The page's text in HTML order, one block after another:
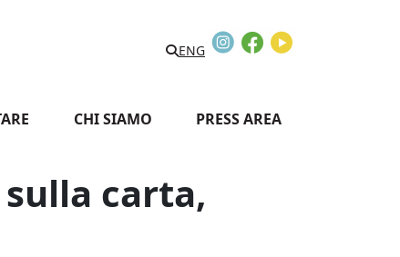
Search
ENG
InstagramFacebook
CHI SIAMO PRESS AREA
carta,